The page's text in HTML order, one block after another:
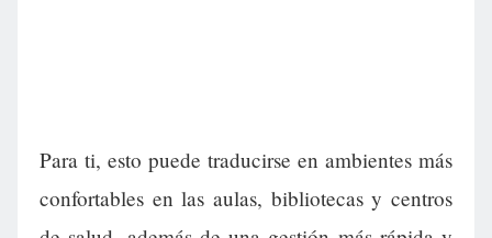
Para ti, esto puede traducirse en ambientes más
confortables en las aulas, bibliotecas y centros